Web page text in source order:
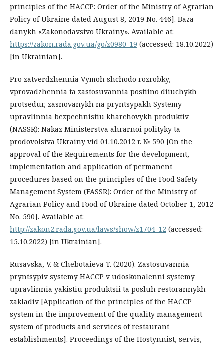
principles of the HACCP: Order of the Ministry of Agrarian
Policy of Ukraine dated August 8, 2019 No. 446]. Baza
danykh «Zakonodavstvo Ukrainy». Available at:
https://zakon.rada.gov.ua/go/z0980-19 (accessed: 18.10.2022)
[in Ukrainian].
Pro zatverdzhennia Vymoh shchodo rozrobky,
vprovadzhennia ta zastosuvannia postiino diiuchykh
protsedur, zasnovanykh na pryntsypakh Systemy
upravlinnia bezpechnistiu kharchovykh produktiv
(NASSR): Nakaz Ministerstva ahrarnoi polityky ta
prodovolstva Ukrainy vid 01.10.2012 r. № 590 [On the
approval of the Requirements for the development,
implementation and application of permanent
procedures based on the principles of the Food Safety
Management System (FASSR): Order of the Ministry of
Agrarian Policy and Food of Ukraine dated October 1, 2012
No. 590]. Available at:
http://zakon2.rada.gov.ua/laws/show/z1704-12 (accessed:
15.10.2022) [in Ukrainian].
Rusavska, V. & Chebotaieva T. (2020). Zastosuvannia
pryntsypiv systemy HACCP v udoskonalenni systemy
upravlinnia yakistiu produktsii ta posluh restorannykh
zakladiv [Application of the principles of the HACCP
system in the improvement of the quality management
system of products and services of restaurant
establishments]. Proceedings of the Hostynnist, servis,